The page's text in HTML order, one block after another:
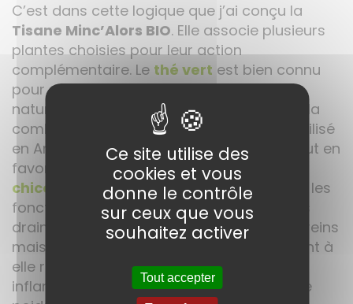
C’est dans cette logique que j’ai conçu la
Tisane Minc’Alors BIO. Elle associe plusieurs
plantes choisies pour leur action
complémentaire. Le thé vert est bien connu
pour son effet brûle-graisse. Il stimule
naturellement le métabolisme et soutient la
combustion des graisses. Le
, très utilisé
en Amérique du Sud, améliore l’énergie tout en
favorisant la satiété. Le pissenlit
chicorée
facilitent la digestion et activent les
fonctions hépatiques. Ce sont des plantes
drainantes douces qui n’épuisent pas les reins
mais soutiennent l’élimination.
quant à
elle reminéralise et équilibre les terrains
inflammés souvent associés aux prises de
Ce site utilise des
cookies et vous
donne le contrôle
sur ceux que vous
souhaitez activer
Tout accepter